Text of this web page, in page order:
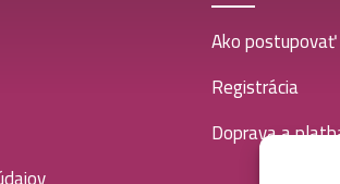
Ako postupovať
Registrácia
Doprava a